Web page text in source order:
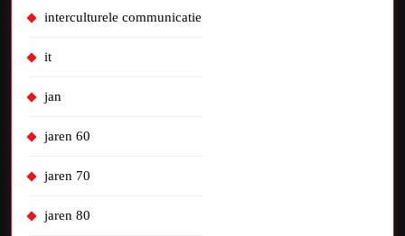
interculturele communicatie
it
jan
jaren 60
jaren 70
jaren 80